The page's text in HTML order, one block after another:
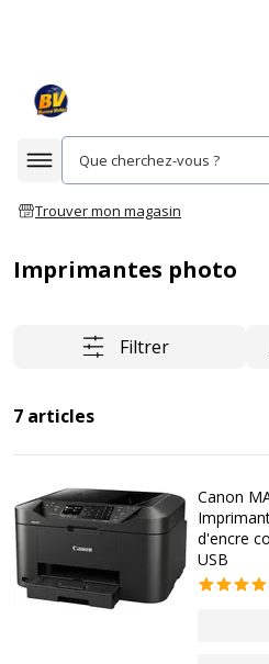
Afficher la navigation
Trouver mon magasin
Imprimantes photo
Filtrer
7 articles
Canon
d'encre
USB